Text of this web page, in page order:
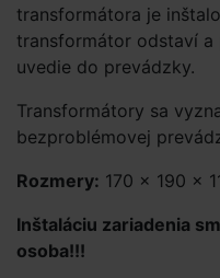
transformátora je
transformátor odstaví
uvedie do prevádzky.
Transformátory sa
bezproblémovej
Rozmery: 170 × 190 ×
Inštaláciu zariadenia
osoba!!!